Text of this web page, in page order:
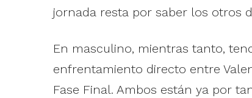
jornada resta por saber los otros
En masculino, mientras tanto,
enfrentamiento directo entre
Fase Final. Ambos están ya por